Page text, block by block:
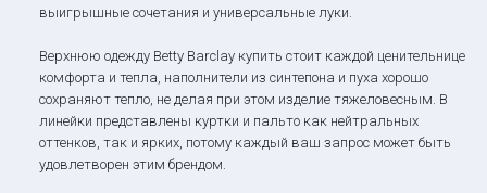
выигрышные сочетания и универсальные луки.
Верхнюю одежду Betty Barclay купить стоит каждой ценительнице
комфорта и тепла, наполнители из синтепона и пуха хорошо
сохраняют тепло, не делая при этом изделие тяжеловесным. В
линейки представлены куртки и пальто как нейтральных
оттенков, так и ярких, потому каждый ваш запрос может быть
удовлетворен этим брендом.